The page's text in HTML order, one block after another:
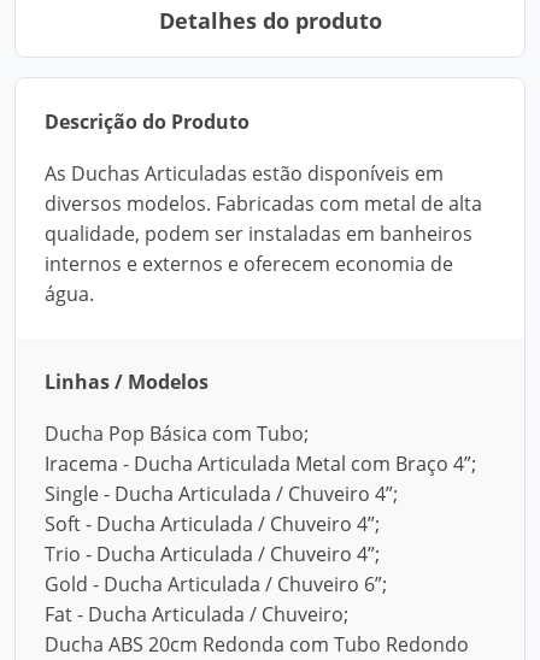
Detalhes do produto
Descrição do Produto
As Duchas Articuladas estão disponíveis em
diversos modelos. Fabricadas com metal de alta
qualidade, podem ser instaladas em banheiros
internos e externos e oferecem economia de
água.
Linhas / Modelos
Ducha Pop Básica com Tubo;
Iracema - Ducha Articulada Metal com Braço 4”;
Single - Ducha Articulada / Chuveiro 4”;
Soft - Ducha Articulada / Chuveiro 4”;
Trio - Ducha Articulada / Chuveiro 4”;
Gold - Ducha Articulada / Chuveiro 6”;
Fat - Ducha Articulada / Chuveiro;
Ducha ABS 20cm Redonda com Tubo Redondo